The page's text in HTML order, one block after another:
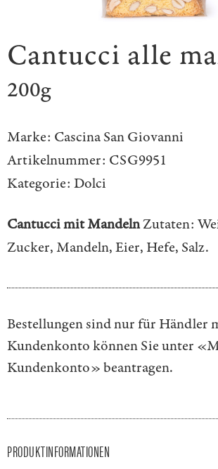
Cantucci alle
200g
Marke: Cascina San Giovanni
Artikelnummer: CSG9951
Kategorie: Dolci
Cantucci mit MandelnZutaten:
Zucker, Mandeln, Eier, Hefe, Salz.
Bestellungen sind nur für Händler
Kundenkonto können Sie unter
Kundenkonto»beantragen.
PRODUKTINFORMATIONEN